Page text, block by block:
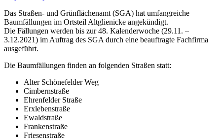
Das Straßen- und Grünflächenamt (SGA) hat umfangreiche
Baumfällungen im Ortsteil Altglienicke angekündigt.
Die Fällungen werden bis zur 48. Kalenderwoche (29.11. –
3.12.2021) im Auftrag des SGA durch eine beauftragte Fachfirma
ausgeführt.
Die Baumfällungen finden an folgenden Straßen statt:
Alter Schönefelder Weg
Cimbernstraße
Ehrenfelder Straße
Erxlebenstraße
Ewaldstraße
Frankenstraße
Friesenstraße